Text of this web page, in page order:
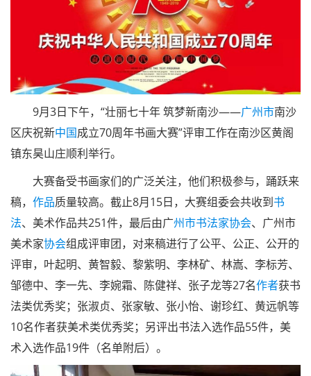
9月3日下午，“壮丽七十年 筑梦新南沙——广州市南沙
区庆祝新中国成立70周年书画大赛”评审工作在南沙区黄阁
镇东昊山庄顺利举行。
大赛备受书画家们的广泛关注，他们积极参与，踊跃来
稿， 作品质量较高。截止8月15日，大赛组委会共收到书
法、美术作品共251件，最后由广州市书法家协会、广州市
美术家协会组成评审团，对来稿进行了公平、公正、公开的
评审，叶起明、黄智毅、黎紫明、李林矿、林嵩、李标芳、
邹德中、李一先、李婉霜、陈健祥、张子龙等27名作者获书
法类优秀奖；张淑贞、张家敏、张小怡、谢珍红、黄远帆等
10名作者获美术类优秀奖；另评出书法入选作品55件，美
术入选作品19件（名单附后）。